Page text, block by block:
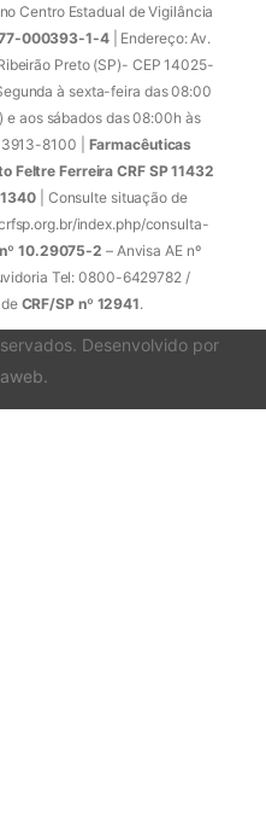
Centro Estadual de Vigilância
000393-1-4| Endereço: Av.
Preto (SP)- CEP 14025-
à sexta-feira das 08:00
e aos sábados das 08:00h às
8100 | Farmacêuticas
Feltre Ferreira CRF SP 11432
| Consulte situação de
index.php/consulta-
10.29075-2 – Anvisa AE nº
Tel: 0800-6429782 /
CRF/SP nº 12941.
Desenvolvido por
.